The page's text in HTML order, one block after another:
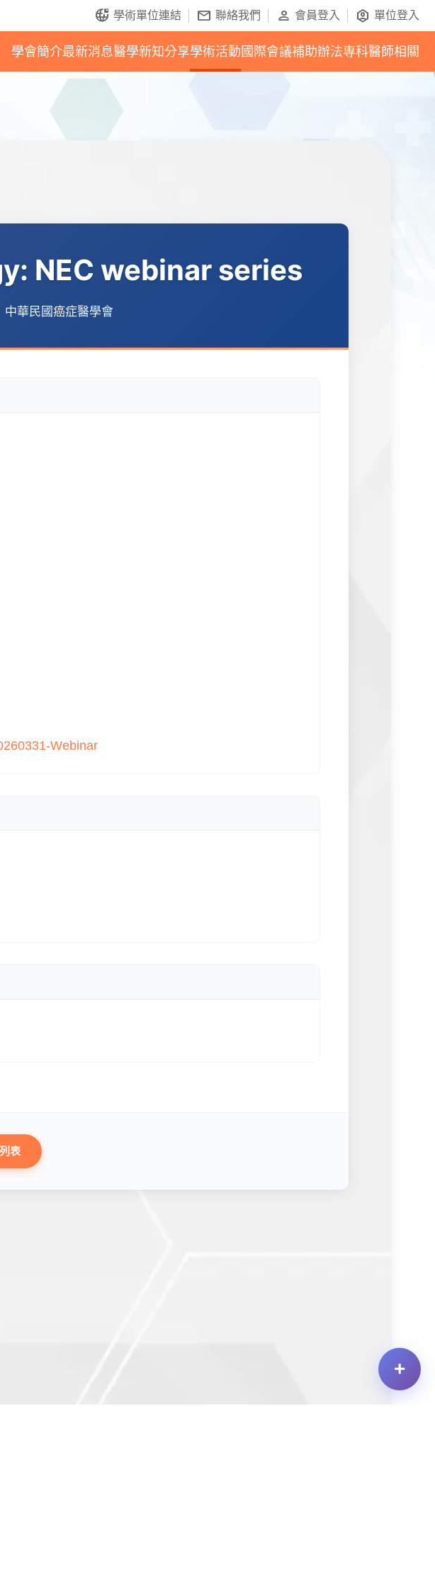
bring_your_own_ip 學術單位連結 mail 聯絡我們 person 會員登入 identity_platform 單位登入
學會簡介最新消息醫學新知分享學術活動國際會議補助辦法專科醫師相關
NEC webinar series
中華民國癌症醫學會
Webinar
表